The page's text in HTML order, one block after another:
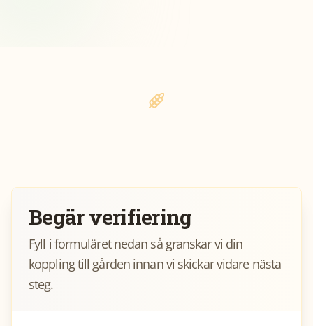
Begär verifiering
Fyll i formuläret nedan så granskar vi din
koppling till gården innan vi skickar vidare nästa
steg.